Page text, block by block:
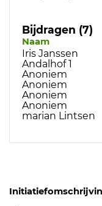
Bijdragen (7)
Naam
Iris Janssen
Andalhof 1
Anoniem
Anoniem
Anoniem
Anoniem
marian Lintsen